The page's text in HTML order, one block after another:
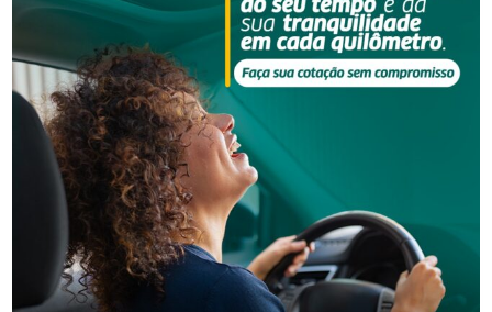
Segurança
Polícia Militar apreende adolescente com moto
furtada em Tubarão